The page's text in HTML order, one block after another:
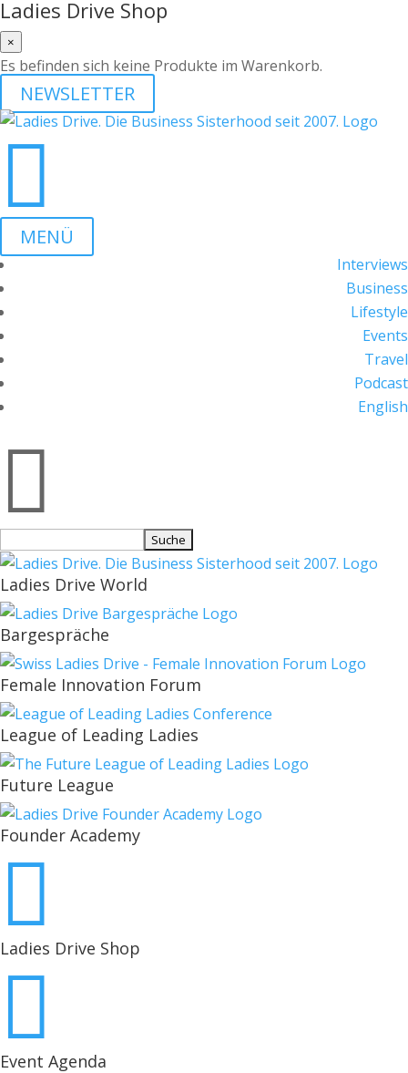
Ladies Drive Shop
×
Es befinden sich keine Produkte im Warenkorb.
NEWSLETTER

MENÜ
Interviews
Business
Lifestyle
Events
Travel
Podcast
English

nach:
Ladies Drive World
Bargespräche
Female Innovation Forum
League of Leading Ladies
Future League
Founder Academy

Ladies Drive Shop

Event Agenda